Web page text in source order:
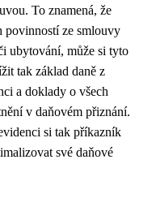
To znamená, že
povinností ze smlouvy
ubytování, může si tyto
tak základ daně z
a doklady o všech
v daňovém přiznání.
si tak příkazník
své daňové